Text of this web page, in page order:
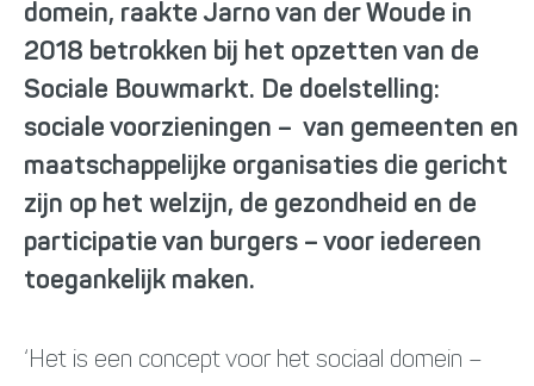
domein, raakte Jarno van der Woude in
2018 betrokken bij het opzetten van de
Sociale Bouwmarkt. De doelstelling:
sociale voorzieningen – van gemeenten en
maatschappelijke organisaties die gericht
zijn op het welzijn, de gezondheid en de
participatie van burgers – voor iedereen
toegankelijk maken.
‘Het is een concept voor het sociaal domein –